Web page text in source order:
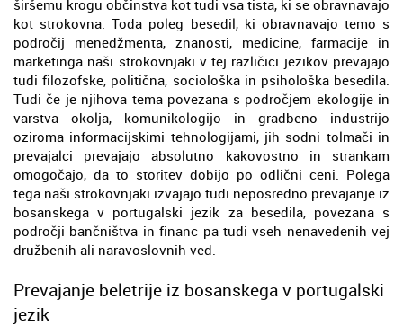
širšemu krogu občinstva kot tudi vsa tista, ki se obravnavajo
kot strokovna. Toda poleg besedil, ki obravnavajo temo s
področij menedžmenta, znanosti, medicine, farmacije in
marketinga naši strokovnjaki v tej različici jezikov prevajajo
tudi filozofske, politična, sociološka in psihološka besedila.
Tudi če je njihova tema povezana s področjem ekologije in
varstva okolja, komunikologijo in gradbeno industrijo
oziroma informacijskimi tehnologijami, jih sodni tolmači in
prevajalci prevajajo absolutno kakovostno in strankam
omogočajo, da to storitev dobijo po odlični ceni. Polega
tega naši strokovnjaki izvajajo tudi neposredno prevajanje iz
bosanskega v portugalski jezik za besedila, povezana s
področji bančništva in financ pa tudi vseh nenavedenih vej
družbenih ali naravoslovnih ved.
Prevajanje beletrije iz bosanskega v portugalski
jezik